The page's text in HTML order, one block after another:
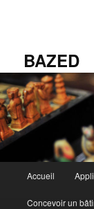
BAZED
principal
Accueil
Concevoir un